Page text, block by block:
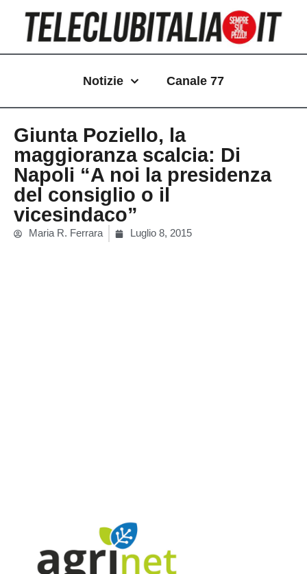
contenuto
Notizie Canale 77
Giunta Poziello, la
maggioranza scalcia: Di
Napoli “A noi la presidenza
del consiglio o il
vicesindaco”
Maria R. Ferrara Luglio 8, 2015